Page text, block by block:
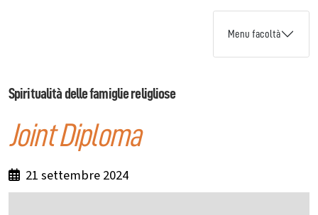
Menu facoltà
Spiritualità delle famiglie religliose
Joint Diploma
21 settembre 2024